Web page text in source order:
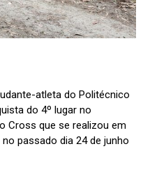
atleta do Politécnico
do 4º lugar no
Cross que se realizou em
passado dia 24 de junho